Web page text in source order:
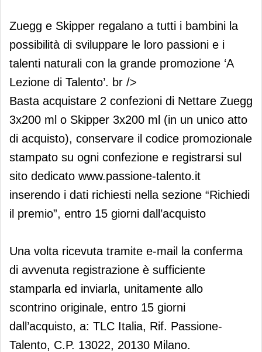
Zuegg e Skipper sostengono il talento
Zuegg e Skipper regalano a tutti i bambini la
possibilità di sviluppare le loro passioni e i
talenti naturali con la grande promozione ‘A
Lezione di Talento’. br />
Basta acquistare 2 confezioni di Nettare Zuegg
3x200 ml o Skipper 3x200 ml (in un unico atto
di acquisto), conservare il codice promozionale
stampato su ogni confezione e registrarsi sul
sito dedicato www.passione-talento.it
inserendo i dati richiesti nella sezione “Richiedi
il premio”, entro 15 giorni dall’acquisto
Una volta ricevuta tramite e-mail la conferma
di avvenuta registrazione è sufficiente
stamparla ed inviarla, unitamente allo
scontrino originale, entro 15 giorni
dall’acquisto, a: TLC Italia, Rif. Passione-
Talento, C.P. 13022, 20130 Milano.